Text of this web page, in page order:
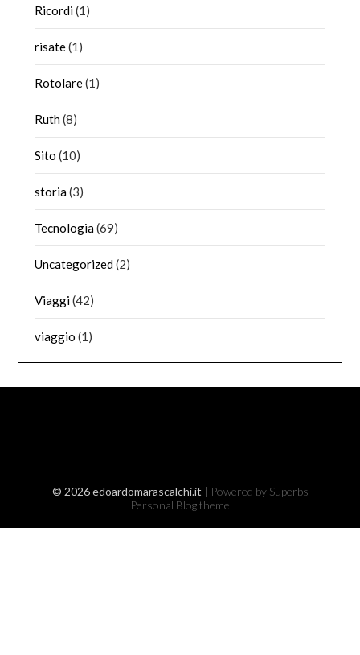
Ricordi(1)
risate(1)
Rotolare(1)
Ruth(8)
Sito (10)
storia(3)
Tecnologia(69)
Uncategorized(2)
Viaggi(42)
viaggio (1)
© 2026 edoardomarascalchi.it | Powered by Superbs
Personal Blog theme